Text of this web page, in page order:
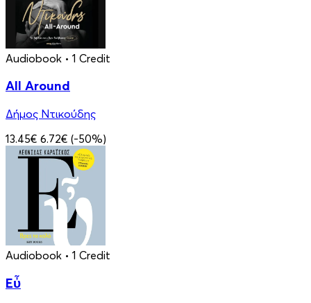
Audiobook • 1 Credit
All Around
Δήμος Ντικούδης
13.45€ 6.72€ (-50%)
Audiobook • 1 Credit
Εὖ